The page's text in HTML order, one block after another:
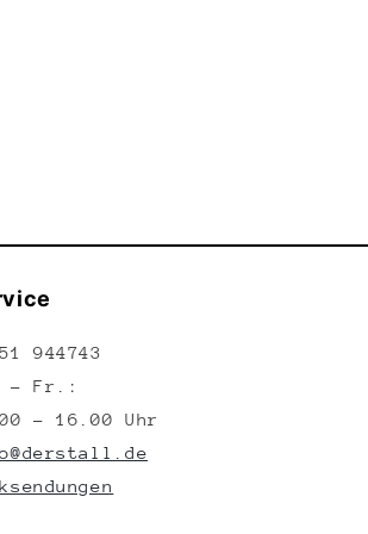
944743
– Fr.:
– 16.00 Uhr